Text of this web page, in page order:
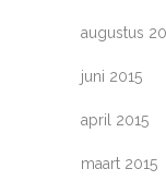
augustus
juni 2015
april 2015
maart 2015